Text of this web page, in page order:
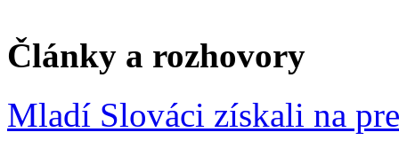
Články a rozhovory
Mladí Slováci získali na